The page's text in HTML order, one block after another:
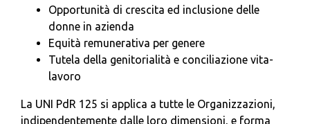
Opportunità di crescita ed inclusione delle
donne in azienda
Equità remunerativa per genere
Tutela della genitorialità e conciliazione vita-
lavoro
La UNI PdR 125 si applica a tutte le Organizzazioni,
indipendentemente dalle loro dimensioni, e forma